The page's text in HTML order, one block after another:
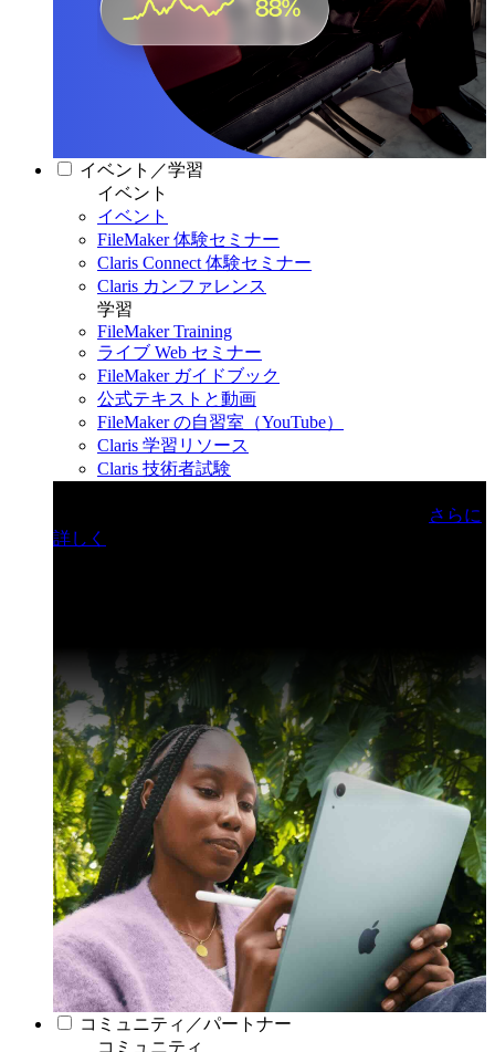
イベント／学習
イベント
イベント
FileMaker 体験セミナー
Claris Connect 体験セミナー
Claris カンファレンス
学習
FileMaker Training
ライブ Web セミナー
FileMaker ガイドブック
公式テキストと動画
FileMaker の自習室（YouTube）
Claris 学習リソース
Claris 技術者試験
さらに
詳しく
コミュニティ／パートナー
コミュニティ